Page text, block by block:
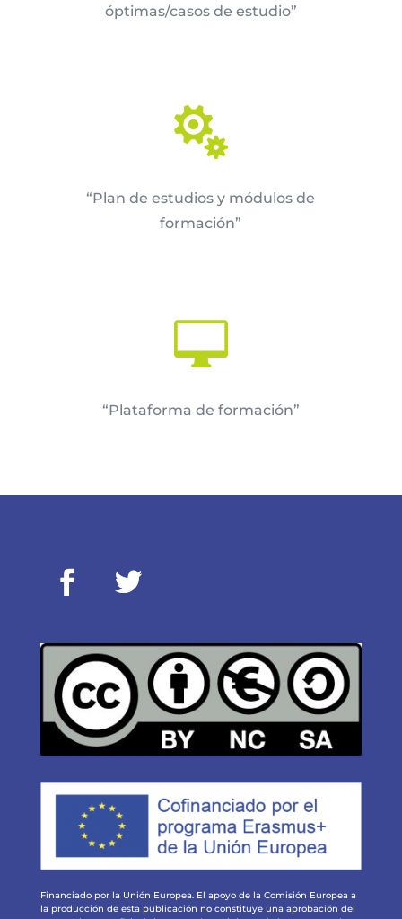
óptimas/casos de estudio”

“Plan de estudios y módulos de
formación”

“Plataforma de formación”
Financiado por la Unión Europea. El apoyo de la Comisión Europea a
la producción de esta publicación no constituye una aprobación del